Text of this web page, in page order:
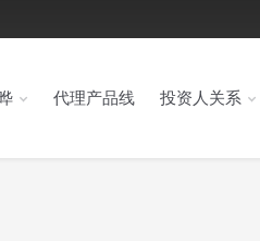
代理产品线 投资人关系